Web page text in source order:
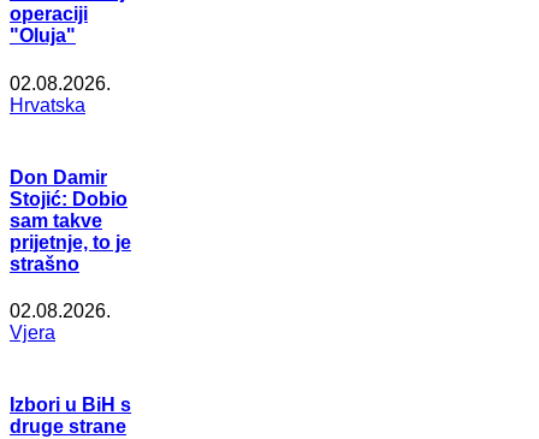
operaciji
"Oluja"
02.08.2026.
Hrvatska
Don Damir
Stojić: Dobio
sam takve
prijetnje, to je
strašno
02.08.2026.
Vjera
Izbori u BiH s
druge strane